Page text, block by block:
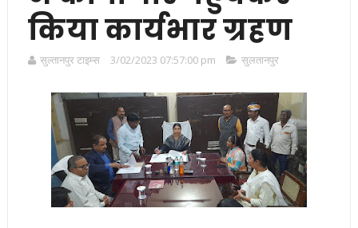
किया कार्यभार ग्रहण
सुल्तानपुर टाइम्स 3/02/2023 07:57:00 pm सुलतानपुर